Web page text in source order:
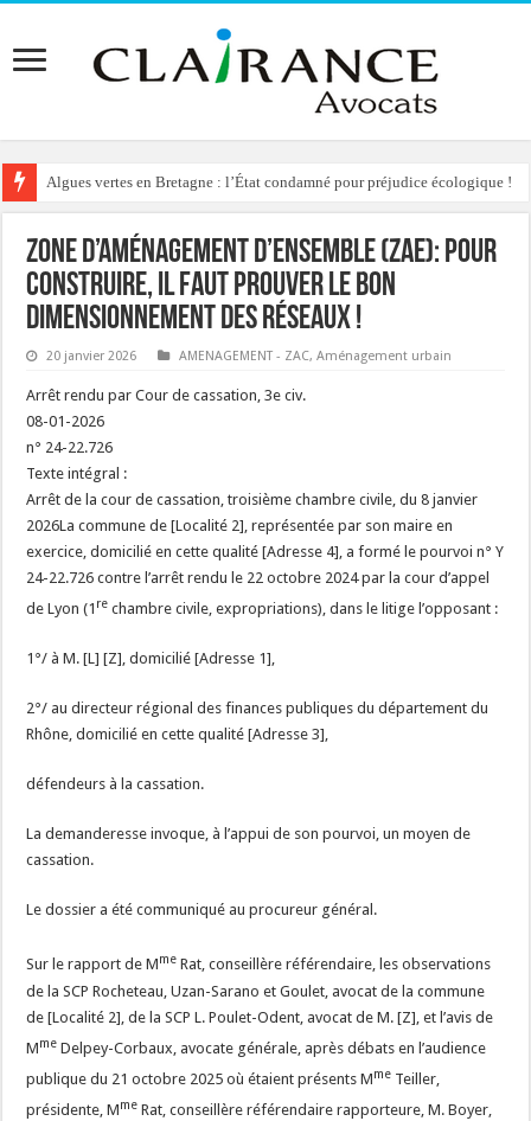
Algues vertes en Bretagne : l’État condamné pour préjudice écologique !
Zone d’aménagement d’ensemble (ZAE): pour
construire, il faut prouver le bon
dimensionnement des réseaux !
20 janvier 2026 AMENAGEMENT - ZAC,Aménagement urbain
Arrêt rendu par Cour de cassation, 3e civ.
08-01-2026
n° 24-22.726
Texte intégral :
Arrêt de la cour de cassation, troisième chambre civile, du 8 janvier
2026La commune de [Localité 2], représentée par son maire en
exercice, domicilié en cette qualité [Adresse 4], a formé le pourvoi n° Y
24-22.726 contre l’arrêt rendu le 22 octobre 2024 par la cour d’appel
de Lyon (1 re chambre civile, expropriations), dans le litige l’opposant :
1°/ à M. [L] [Z], domicilié [Adresse 1],
2°/ au directeur régional des finances publiques du département du
Rhône, domicilié en cette qualité [Adresse 3],
défendeurs à la cassation.
La demanderesse invoque, à l’appui de son pourvoi, un moyen de
cassation.
Le dossier a été communiqué au procureur général.
Sur le rapport de Mme Rat, conseillère référendaire, les observations
de la SCP Rocheteau, Uzan-Sarano et Goulet, avocat de la commune
de [Localité 2], de la SCP L. Poulet-Odent, avocat de M. [Z], et l’avis de
Mme Delpey-Corbaux, avocate générale, après débats en l’audience
publique du 21 octobre 2025 où étaient présents Mme Teiller,
présidente, Mme Rat, conseillère référendaire rapporteure, M. Boyer,